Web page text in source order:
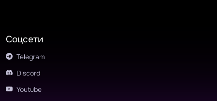
Соцсети
Telegram
Discord
Youtube